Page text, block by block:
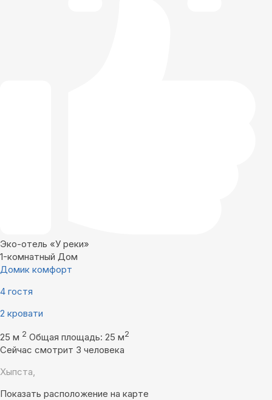
Эко-отель «У реки»
1-комнатный Дом
Домик комфорт
4 гостя
2 кровати
25 м 2 Общая площадь: 25 м2
Сейчас смотрит 3 человека
Хыпста,
Показать расположение на карте